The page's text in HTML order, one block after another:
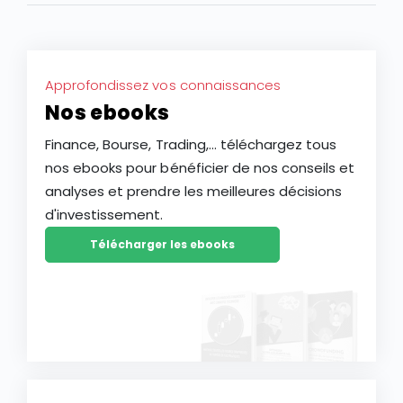
d’une baisse plus durable de l’action LVMH ?
Approfondissez vos connaissances
Nos ebooks
Finance, Bourse, Trading,... téléchargez tous
nos ebooks pour bénéficier de nos conseils et
analyses et prendre les meilleures décisions
d'investissement.
Télécharger les ebooks